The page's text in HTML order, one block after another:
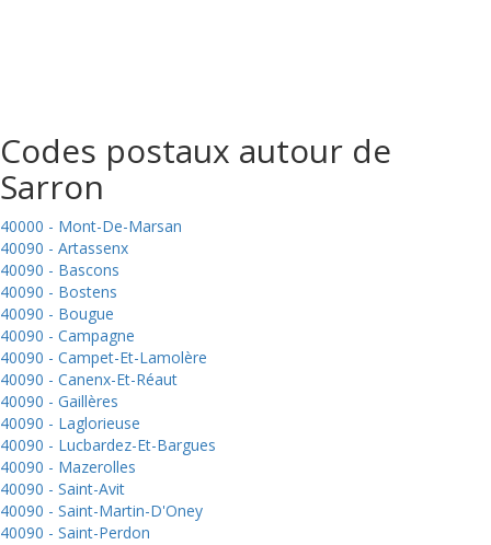
Codes postaux autour de
Sarron
40000 - Mont-De-Marsan
40090 - Artassenx
40090 - Bascons
40090 - Bostens
40090 - Bougue
40090 - Campagne
40090 - Campet-Et-Lamolère
40090 - Canenx-Et-Réaut
40090 - Gaillères
40090 - Laglorieuse
40090 - Lucbardez-Et-Bargues
40090 - Mazerolles
40090 - Saint-Avit
40090 - Saint-Martin-D'Oney
40090 - Saint-Perdon